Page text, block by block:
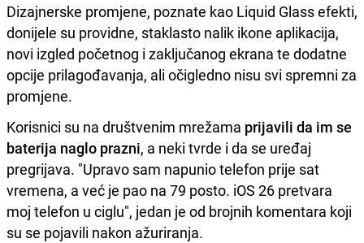
Dizajnerske promjene, poznate kao Liquid Glass efekti,
donijele su providne, staklasto nalik ikone aplikacija,
novi izgled početnog i zaključanog ekrana te dodatne
opcije prilagođavanja, ali očigledno nisu svi spremni za
promjene.
Korisnici su na društvenim mrežama prijavili da im se
baterija naglo prazni, a neki tvrde i da se uređaj
pregrijava. "Upravo sam napunio telefon prije sat
vremena, a već je pao na 79 posto. iOS 26 pretvara
moj telefon u ciglu", jedan je od brojnih komentara koji
su se pojavili nakon ažuriranja.